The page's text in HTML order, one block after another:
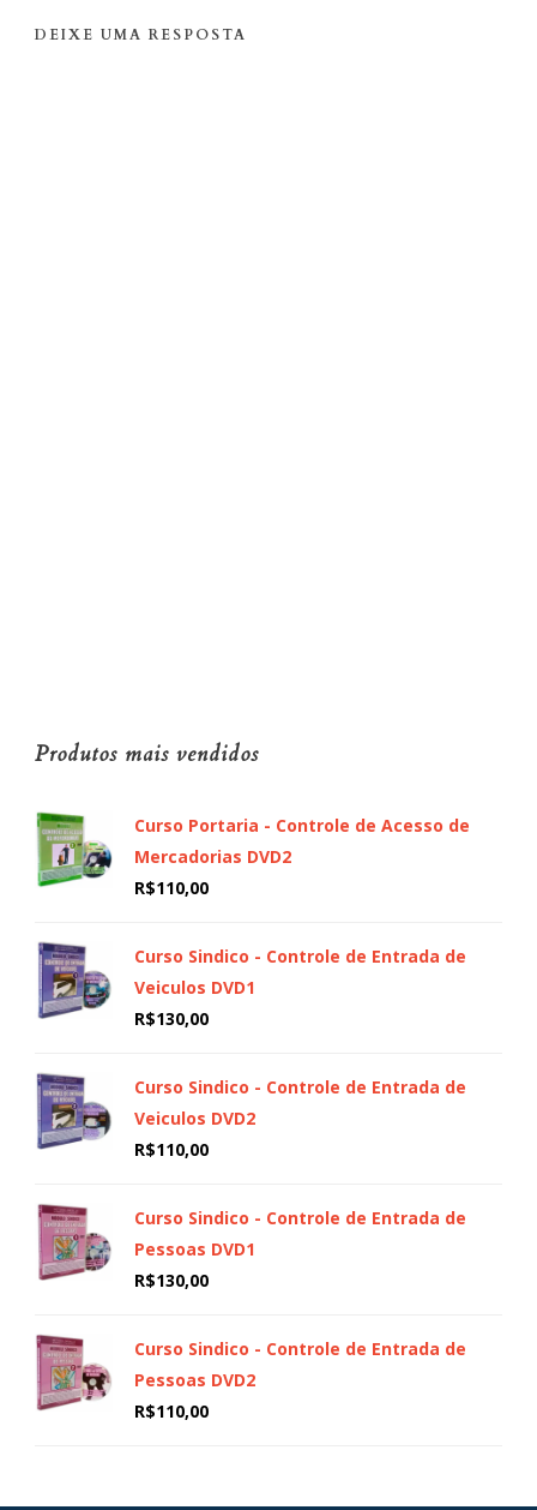
DEIXE UMA RESPOSTA
Produtos mais vendidos
Curso Portaria - Controle de Acesso de
Mercadorias DVD2
R$110,00
Curso Sindico - Controle de Entrada de
Veiculos DVD1
R$130,00
Curso Sindico - Controle de Entrada de
Veiculos DVD2
R$110,00
Curso Sindico - Controle de Entrada de
Pessoas DVD1
R$130,00
Curso Sindico - Controle de Entrada de
Pessoas DVD2
R$110,00